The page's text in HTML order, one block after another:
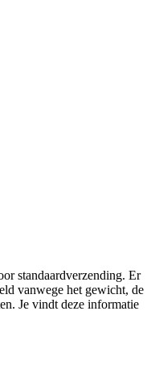
standaardverzending. Er
vanwege het gewicht, de
Je vindt deze informatie